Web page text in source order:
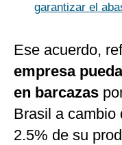
garantizar el
Ese acuerdo,
empresa
en barcazas
Brasil a cambio
2.5% de su